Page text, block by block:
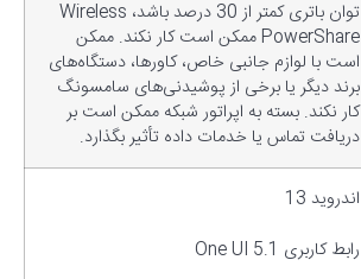
توان باتری کمتر از 30 درصد باشد، Wireless
PowerShare ممکن است کار نکند. ممکن
است با لوازم جانبی خاص، کاورها، دستگاه‌های
برند دیگر یا برخی از پوشیدنی‌های سامسونگ
کار نکند. بسته به اپراتور شبکه ممکن است بر
دریافت تماس یا خدمات داده تأثیر بگذارد.
اندروید 13
رابط کاربری One UI 5.1